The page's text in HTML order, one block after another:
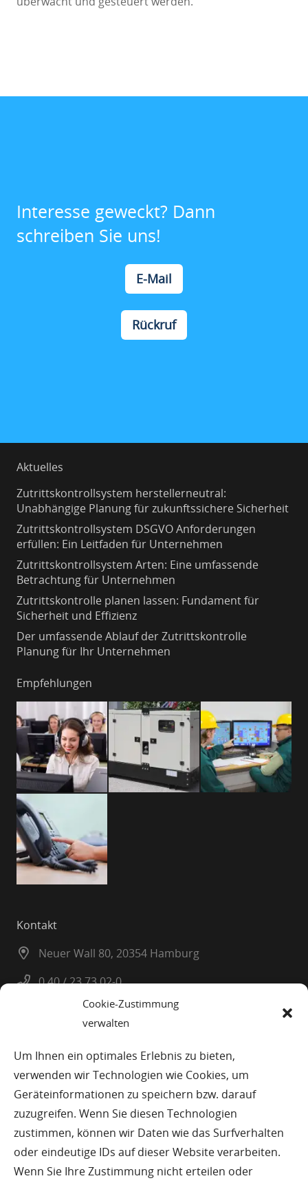
Cookie-Zustimmung
verwalten
Um Ihnen ein optimales Erlebnis zu bieten,
verwenden wir Technologien wie Cookies, um
Geräteinformationen zu speichern bzw. darauf
zuzugreifen. Wenn Sie diesen Technologien
zustimmen, können wir Daten wie das Surfverhalten
oder eindeutige IDs auf dieser Website verarbeiten.
Wenn Sie Ihre Zustimmung nicht erteilen oder
Interesse geweckt? Dann
schreiben Sie uns!
E-Mail
Rückruf
Aktuelles
Zutrittskontrollsystem herstellerneutral:
Unabhängige Planung für zukunftssichere Sicherheit
Zutrittskontrollsystem DSGVO Anforderungen
erfüllen: Ein Leitfaden für Unternehmen
Zutrittskontrollsystem Arten: Eine umfassende
Betrachtung für Unternehmen
Zutrittskontrolle planen lassen: Fundament für
Sicherheit und Effizienz
Der umfassende Ablauf der Zutrittskontrolle
Planung für Ihr Unternehmen
Empfehlungen
Kontakt
Neuer Wall 80, 20354 Hamburg
0 40 / 23 73 02-0
0 40 / 23 08 25
© Planatel Planungs-und Beratungsges. mbH
Impressum
Datenschutz